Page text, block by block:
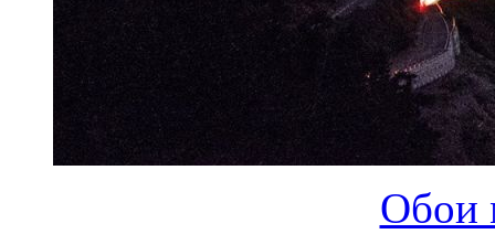
Обои